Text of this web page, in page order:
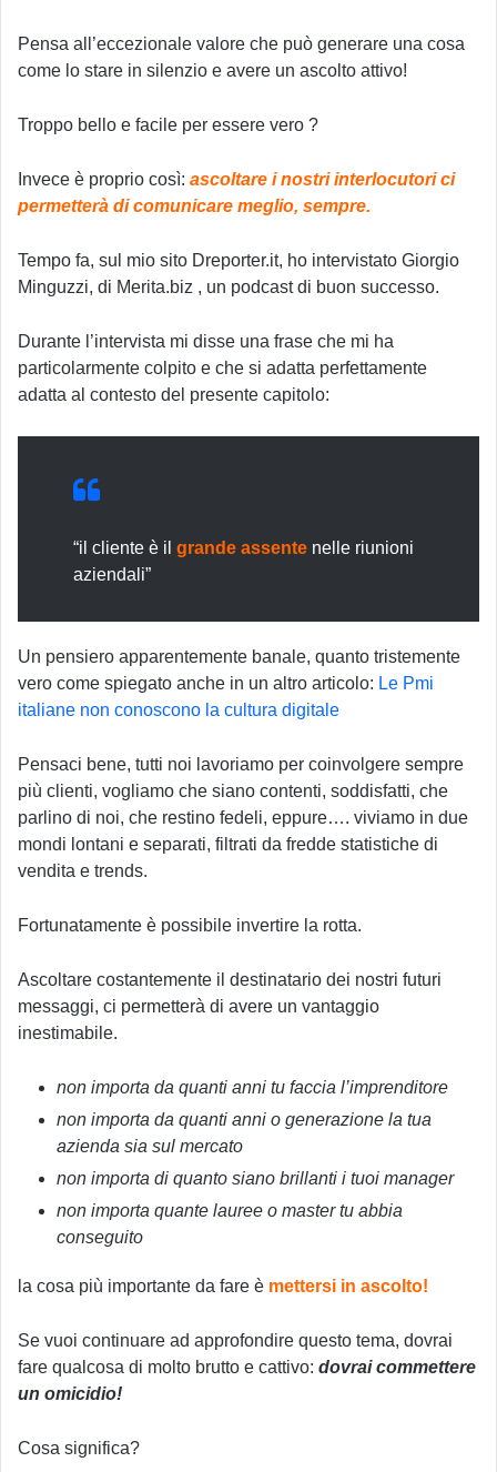
Pensa all’eccezionale valore che può generare una cosa
come lo stare in silenzio e avere un ascolto attivo!
Troppo bello e facile per essere vero ?
Invece è proprio così: ascoltare i nostri interlocutori ci
permetterà di comunicare meglio, sempre.
Tempo fa, sul mio sito Dreporter.it, ho intervistato Giorgio
Minguzzi, di Merita.biz , un podcast di buon successo.
Durante l’intervista mi disse una frase che mi ha
particolarmente colpito e che si adatta perfettamente
adatta al contesto del presente capitolo:
“il cliente è il grande assente nelle riunioni
aziendali”
Un pensiero apparentemente banale, quanto tristemente
vero come spiegato anche in un altro articolo: Le Pmi
italiane non conoscono la cultura digitale
Pensaci bene, tutti noi lavoriamo per coinvolgere sempre
più clienti, vogliamo che siano contenti, soddisfatti, che
parlino di noi, che restino fedeli, eppure…. viviamo in due
mondi lontani e separati, filtrati da fredde statistiche di
vendita e trends.
Fortunatamente è possibile invertire la rotta.
Ascoltare costantemente il destinatario dei nostri futuri
messaggi, ci permetterà di avere un vantaggio
inestimabile.
non importa da quanti anni tu faccia l’imprenditore
non importa da quanti anni o generazione la tua
azienda sia sul mercato
non importa di quanto siano brillanti i tuoi manager
non importa quante lauree o master tu abbia
conseguito
la cosa più importante da fare è mettersi in ascolto!
Se vuoi continuare ad approfondire questo tema, dovrai
fare qualcosa di molto brutto e cattivo: dovrai commettere
un omicidio!
Cosa significa?